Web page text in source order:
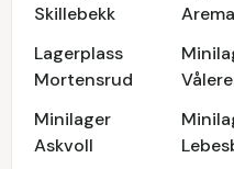
Skillebekk
Lagerplass
Mortensrud
Minilager
Askvoll